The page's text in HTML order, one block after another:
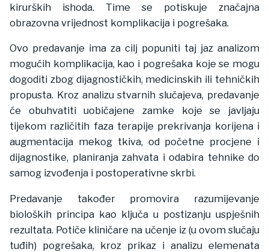
kirurških ishoda. Time se potiskuje značajna
obrazovna vrijednost komplikacija i pogrešaka.
Ovo predavanje ima za cilj popuniti taj jaz analizom
mogućih komplikacija, kao i pogrešaka koje se mogu
dogoditi zbog dijagnostičkih, medicinskih ili tehničkih
propusta. Kroz analizu stvarnih slučajeva, predavanje
će obuhvatiti uobičajene zamke koje se javljaju
tijekom različitih faza terapije prekrivanja korijena i
augmentacija mekog tkiva, od početne procjene i
dijagnostike, planiranja zahvata i odabira tehnike do
samog izvođenja i postoperativne skrbi.
Predavanje također promovira razumijevanje
bioloških principa kao ključa u postizanju uspješnih
rezultata. Potiče kliničare na učenje iz (u ovom slučaju
tuđih) pogrešaka, kroz prikaz i analizu elemenata